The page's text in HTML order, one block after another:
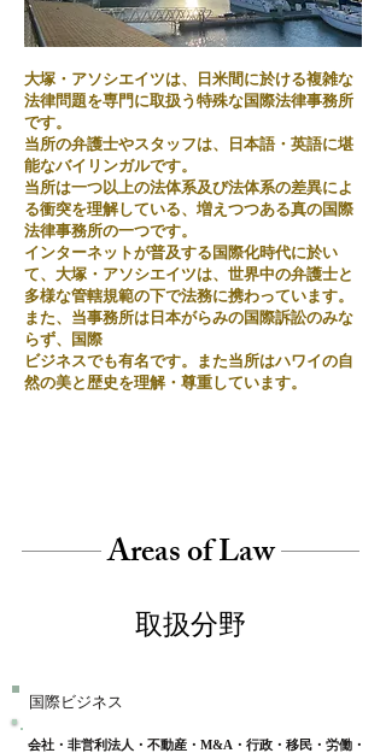
大塚・アソシエイツは、日米間に於ける複雑な
法律問題を専門に取扱う特殊な国際法律事務所
です。
当所の弁護士やスタッフは、日本語・英語に堪
能なバイリンガルです。
当所は一つ以上の法体系及び法体系の差異によ
る衝突を理解している、増えつつある真の国際
法律事務所の一つです。
インターネットが普及する国際化時代に於い
て、大塚・アソシエイツは、世界中の弁護士と
多様な管轄規範の下で法務に携わっています。
また、当事務所は日本がらみの国際訴訟の​みな
らず、国際
ビジネスでも有名です。また当所はハワイの自
然の美と歴史を理解・尊重しています。
Areas of Law
取扱分野
国際ビジネス
会社・非営利法人・不動産・M&A・行政・移民・労働・